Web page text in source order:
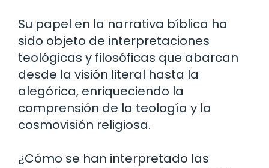
Su papel en la narrativa bíblica ha
sido objeto de interpretaciones
teológicas y filosóficas que abarcan
desde la visión literal hasta la
alegórica, enriqueciendo la
comprensión de la teología y la
cosmovisión religiosa.
¿Cómo se han interpretado las